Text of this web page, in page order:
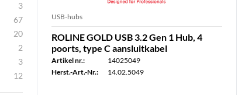
3
67
20
2
3
12
USB-hubs
ROLINE GOLD USB 3.2 Gen 1 Hub, 4
poorts, type C aansluitkabel
Artikel nr.:
14025049
Herst.-Art.-Nr.:
14.02.5049